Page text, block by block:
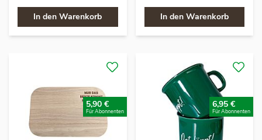
In den Warenkorb In den Warenkorb
5,90 €
Für Abonnenten
6,95 €
Für Abonnenten